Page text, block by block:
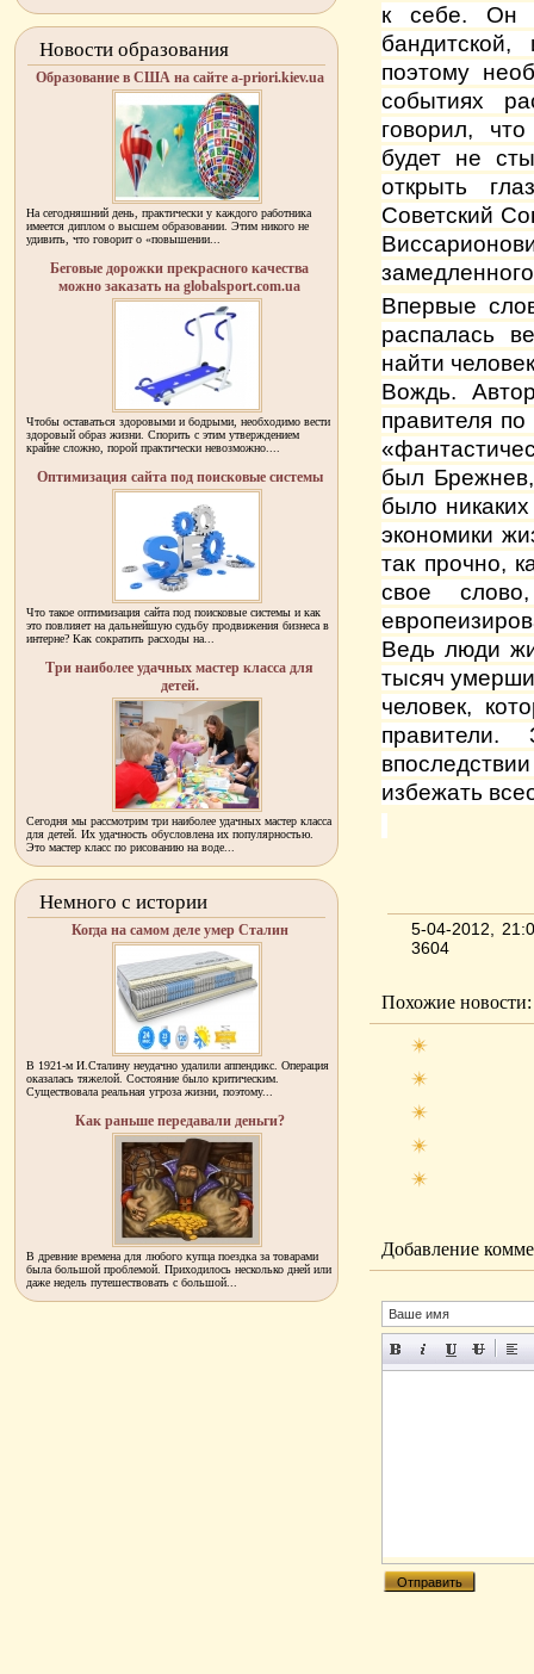
к себе. Он
поэтому
событиях
говорил,
будет не
открыть
Советский
Впервые
распалась
найти
Вождь.
правителя
был
было
экономики
так прочно,
свое
Ведь люди
тысяч
человек,
избежать
5-04-2012,
3604
Похожие новости:
Добавление
Новости образования
Образование в США на сайте a-priori.kiev.ua
На сегодняшний день, практически у каждого работника
имеется диплом о высшем образовании. Этим никого не
удивить, что говорит о «повышении...
Беговые дорожки прекрасного качества
можно заказать на globalsport.com.ua
Чтобы оставаться здоровыми и бодрыми, необходимо вести
здоровый образ жизни. Спорить с этим утверждением
крайне сложно, порой практически невозможно....
Оптимизация сайта под поисковые системы
Что такое оптимизация сайта под поисковые системы и как
это повлияет на дальнейшую судьбу продвижения бизнеса в
интерне? Как сократить расходы на...
Три наиболее удачных мастер класса для
детей.
Сегодня мы рассмотрим три наиболее удачных мастер класса
для детей. Их удачность обусловлена их популярностью.
Это мастер класс по рисованию на воде...
Немного с истории
Когда на самом деле умер Сталин
В 1921-м И.Сталину неудачно удалили аппендикс. Операция
оказалась тяжелой. Состояние было критическим.
Существовала реальная угроза жизни, поэтому...
Как раньше передавали деньги?
В древние времена для любого купца поездка за товарами
была большой проблемой. Приходилось несколько дней или
даже недель путешествовать с большой...